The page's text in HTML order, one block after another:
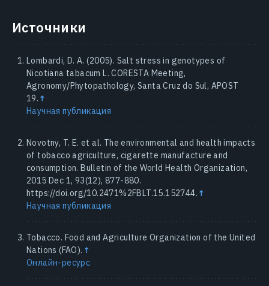
Источники
Lombardi, D. A. (2005). Salt stress in genotypes of
Nicotiana tabacum L. CORESTA Meeting,
Agronomy/Phytopathology, Santa Cruz do Sul, APOST
19. ↑
Научная публикация
Novotny, T. E. et al. The environmental and health impacts
of tobacco agriculture, cigarette manufacture and
consumption. Bulletin of the World Health Organization,
2015 Dec 1, 93(12), 877-880.
https://doi.org/10.2471%2FBLT.15.152744. ↑
Научная публикация
Tobacco. Food and Agriculture Organization of the United
Nations (FAO). ↑
Онлайн-ресурс